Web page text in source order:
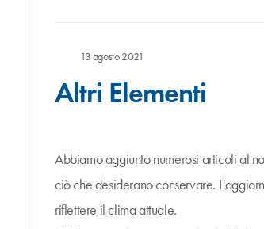
13 agosto 2021
Altri Elementi
Abbiamo aggiunto numerosi articoli al
ciò che desiderano conservare.
riflettere il clima attuale.